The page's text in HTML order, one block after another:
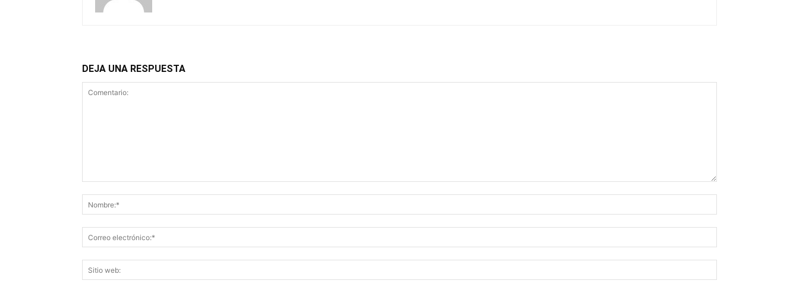
DEJA UNA RESPUESTA